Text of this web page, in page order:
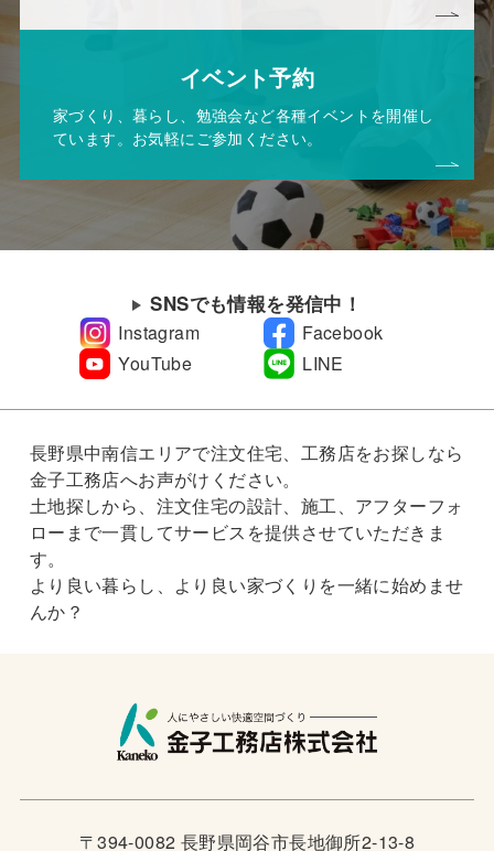
イベント予約
家づくり、暮らし、勉強会など各種イベントを開催し
ています。お気軽にご参加ください。
SNSでも情報を発信中！
Instagram
Facebook
YouTube
LINE
長野県中南信エリアで注文住宅、工務店をお探しなら
金子工務店へお声がけください。
土地探しから、注文住宅の設計、施工、アフターフォ
ローまで一貫してサービスを提供させていただきま
す。
より良い暮らし、より良い家づくりを一緒に始めませ
んか？
〒394-0082 長野県岡谷市長地御所2-13-8